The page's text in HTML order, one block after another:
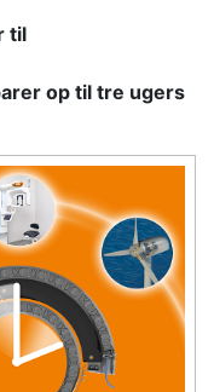
til
op til tre ugers